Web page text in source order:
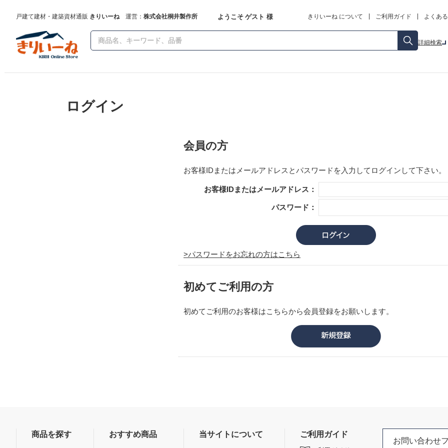
戸建て建材・建築資材通販 きりいーね運営： 株式会社桐井製作所 ようこそ ゲスト 様 きりいーね について ご利用ガイド よくあ
詳細検索
ログイン
会員の方
お客様IDまたはメールアドレス とパスワード を入力してログインして下さい。
お客様IDまたはメールアドレス：
パスワード：
パスワードをお忘れの方はこちら
初めてご利用の方
初めてご利用のお客様はこちらから会員登録をお願いします。
商品を探す おすすめ商品 当サイトについて ご利用ガイド
お問い合わせ